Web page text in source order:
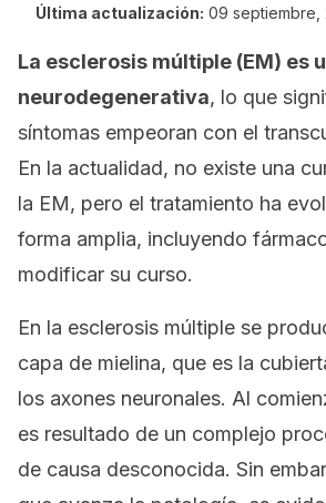
Última actualización: 09 septiembre,
La esclerosis múltiple (EM) es
neurodegenerativa, lo que
síntomas empeoran con el
En la actualidad, no existe una
la EM, pero el tratamiento ha
forma amplia, incluyendo
modificar su curso.
En la esclerosis múltiple se
capa de mielina, que es la
los axones neuronales. Al
es resultado de un complejo
de causa desconocida. Sin